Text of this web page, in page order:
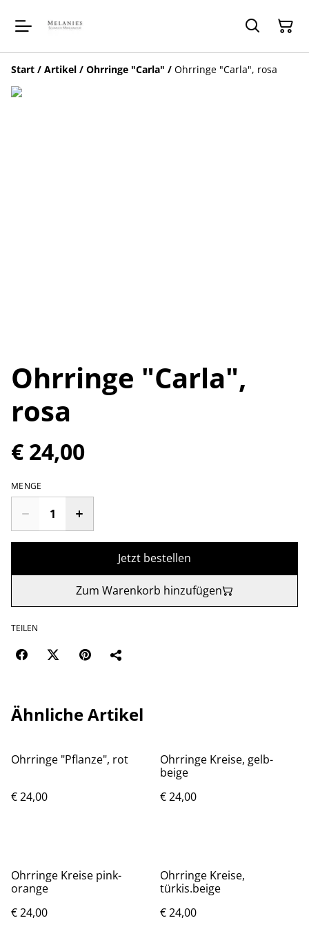
Start / Artikel / Ohrringe "Carla" / Ohrringe "Carla", rosa
Ohrringe "Carla",
rosa
€ 24,00
MENGE
Jetzt bestellen
Zum Warenkorb hinzufügen
TEILEN
Ähnliche Artikel
Ohrringe "Pflanze", rot
€ 24,00
Ohrringe Kreise, gelb-
beige
€ 24,00
Ohrringe Kreise pink-
orange
€ 24,00
Ohrringe Kreise,
türkis.beige
€ 24,00